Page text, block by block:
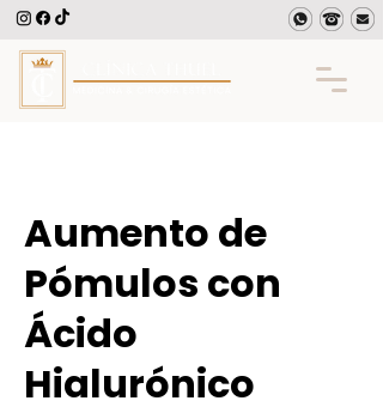
Aumento de
Pómulos con
Ácido
Hialurónico